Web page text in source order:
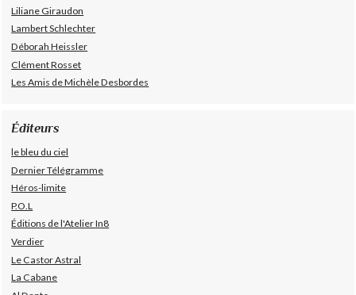
Liliane Giraudon
Lambert Schlechter
Déborah Heissler
Clément Rosset
Les Amis de Michèle Desbordes
Éditeurs
le bleu du ciel
Dernier Télégramme
Héros-limite
P.O.L
Éditions de l'Atelier In8
Verdier
Le Castor Astral
La Cabane